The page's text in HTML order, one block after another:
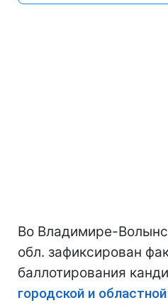
Во Владимире-
обл. зафиксирован
баллотирования
городской и